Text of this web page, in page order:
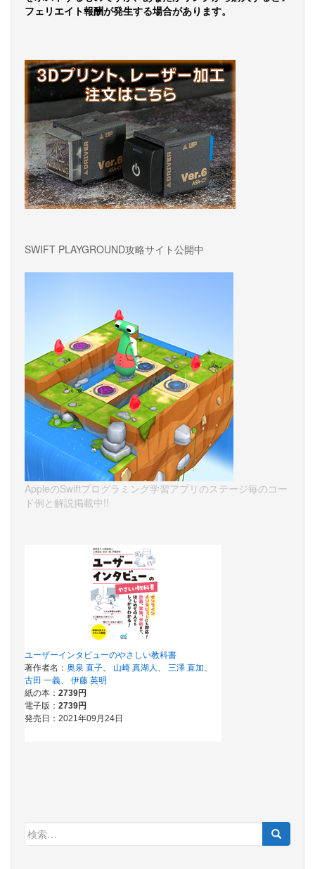
フェリエイト報酬が発生する場合があります。
SWIFT PLAYGROUND攻略サイト公開中
AppleのSwiftプログラミング学習アプリのステージ毎のコー
ド例と解説掲載中!!
検
索: